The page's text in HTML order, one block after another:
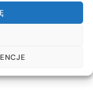
POTRAFI